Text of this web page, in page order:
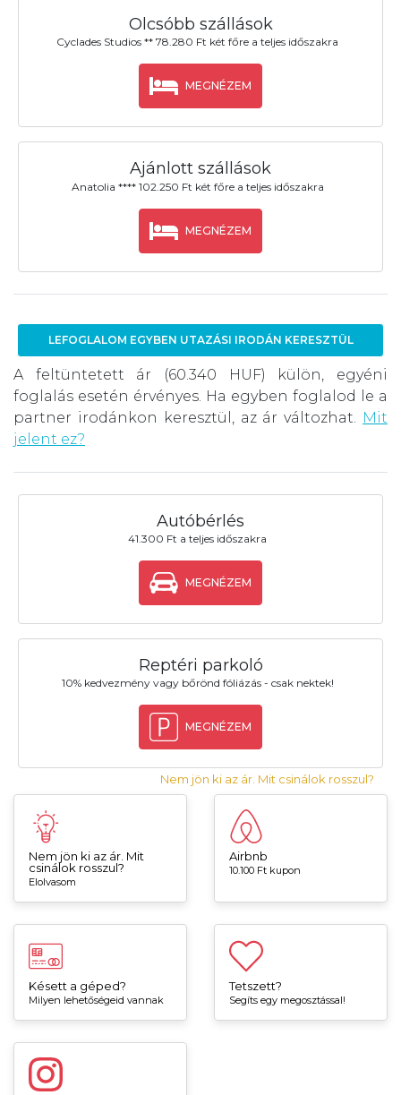
Olcsóbb szállások
Cyclades Studios ** 78.280 Ft két főre a teljes időszakra
MEGNÉZEM
Ajánlott szállások
Anatolia **** 102.250 Ft két főre a teljes időszakra
MEGNÉZEM
LEFOGLALOM EGYBEN UTAZÁSI IRODÁN KERESZTÜL
A feltüntetett ár (60.340 HUF) külön, egyéni
foglalás esetén érvényes. Ha egyben foglalod le a
partner irodánkon keresztül, az ár változhat.
Mit
jelent ez?
Autóbérlés
41.300 Ft a teljes időszakra
MEGNÉZEM
Reptéri parkoló
10% kedvezmény vagy bőrönd fóliázás - csak nektek!
MEGNÉZEM
Nem jön ki az ár. Mit csinálok rosszul?
Nem jön ki az ár. Mit
csinálok rosszul?
Elolvasom
Airbnb
10.100 Ft kupon
Késett a géped?
Milyen lehetőségeid vannak
Tetszett?
Segíts egy megosztással!